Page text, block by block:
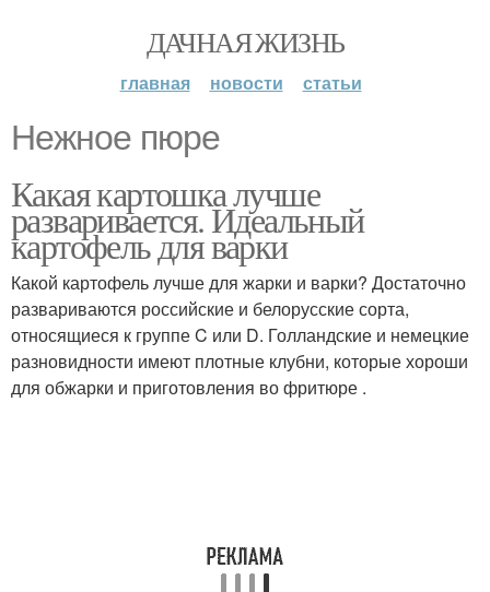
ДАЧНАЯ ЖИЗНЬ
главная новости статьи
Нежное пюре
Какая картошка лучше
разваривается. Идеальный
картофель для варки
Какой картофель лучше для жарки и варки? Достаточно
развариваются российские и белорусские сорта,
относящиеся к группе C или D. Голландские и немецкие
разновидности имеют плотные клубни, которые хороши
для обжарки и приготовления во фритюре .